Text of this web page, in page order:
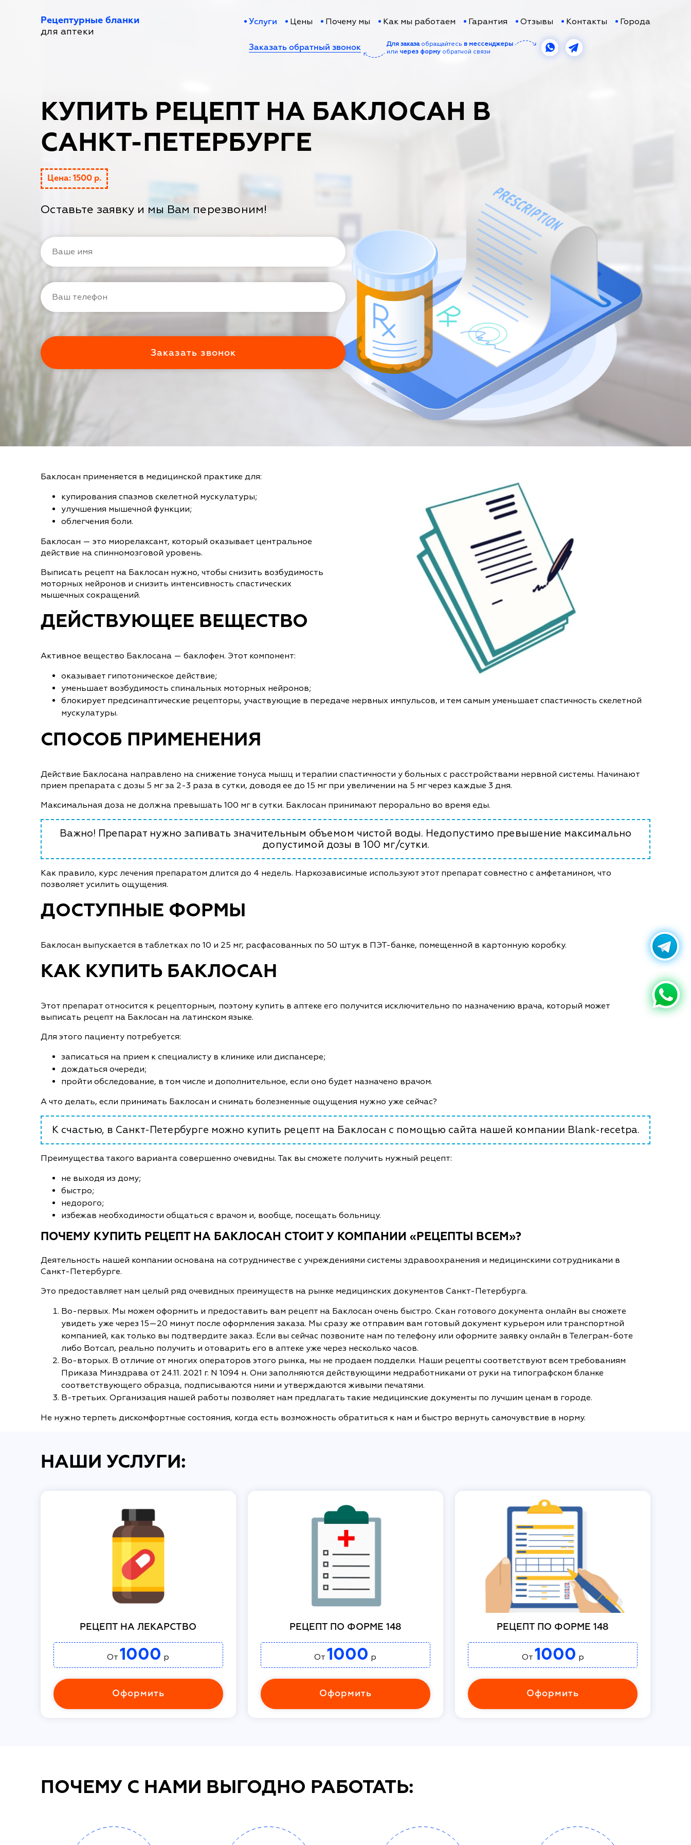
Рецептурные бланки
для аптеки
Услуги Цены Почему мы Как мы работаем Гарантия Отзывы Контакты Города
Заказать обратный звонок Для заказаобращайтесь в мессенджеры
или через форму обратной связи
КУПИТЬ РЕЦЕПТ НА БАКЛОСАН В
САНКТ-ПЕТЕРБУРГЕ
Цена: 1500 р.
Оставьте заявку и мы Вам перезвоним!
Баклосан применяется в медицинской практике для:
купирования спазмов скелетной мускулатуры;
улучшения мышечной функции;
облегчения боли.
Баклосан — это миорелаксант, который оказывает центральное
действие на спинномозговой уровень.
Выписать рецепт на Баклосан нужно, чтобы снизить возбудимость
моторных нейронов и снизить интенсивность спастических
мышечных сокращений.
ДЕЙСТВУЮЩЕЕ ВЕЩЕСТВО
Активное вещество Баклосана — баклофен. Этот компонент:
оказывает гипотоническое действие;
уменьшает возбудимость спинальных моторных нейронов;
блокирует предсинаптические рецепторы, участвующие в передаче нервных импульсов, и тем самым уменьшает спастичность скелетной
мускулатуры.
СПОСОБ ПРИМЕНЕНИЯ
Действие Баклосана направлено на снижение тонуса мышц и терапии спастичности у больных с расстройствами нервной системы. Начинают
прием препарата с дозы 5 мг за 2-3 раза в сутки, доводя ее до 15 мг при увеличении на 5 мг через каждые 3 дня.
Максимальная доза не должна превышать 100 мг в сутки. Баклосан принимают перорально во время еды.
Важно! Препарат нужно запивать значительным объемом чистой воды. Недопустимо превышение максимально
допустимой дозы в 100 мг/сутки.
Как правило, курс лечения препаратом длится до 4 недель. Наркозависимые используют этот препарат совместно с амфетамином, что
позволяет усилить ощущения.
ДОСТУПНЫЕ ФОРМЫ
Баклосан выпускается в таблетках по 10 и 25 мг, расфасованных по 50 штук в ПЭТ-банке, помещенной в картонную коробку.
КАК КУПИТЬ БАКЛОСАН
Этот препарат относится к рецепторным, поэтому купить в аптеке его получится исключительно по назначению врача, который может
выписать рецепт на Баклосан на латинском языке.
Для этого пациенту потребуется:
записаться на прием к специалисту в клинике или диспансере;
дождаться очереди;
пройти обследование, в том числе и дополнительное, если оно будет назначено врачом.
А что делать, если принимать Баклосан и снимать болезненные ощущения нужно уже сейчас?
К счастью, в Санкт-Петербурге можно купить рецепт на Баклосан с помощью сайта нашей компании Blank-recetpa.
Преимущества такого варианта совершенно очевидны. Так вы сможете получить нужный рецепт:
не выходя из дому;
быстро;
недорого;
избежав необходимости общаться с врачом и, вообще, посещать больницу.
ПОЧЕМУ КУПИТЬ РЕЦЕПТ НА БАКЛОСАН СТОИТ У КОМПАНИИ «РЕЦЕПТЫ ВСЕМ»?
Деятельность нашей компании основана на сотрудничестве с учреждениями системы здравоохранения и медицинскими сотрудниками в
Санкт-Петербурге.
Это предоставляет нам целый ряд очевидных преимуществ на рынке медицинских документов Санкт-Петербурга.
Во-первых. Мы можем оформить и предоставить вам рецепт на Баклосан очень быстро. Скан готового документа онлайн вы сможете
увидеть уже через 15—20 минут после оформления заказа. Мы сразу же отправим вам готовый документ курьером или транспортной
компанией, как только вы подтвердите заказ. Если вы сейчас позвоните нам по телефону или оформите заявку онлайн в Телеграм-боте
либо Вотсап, реально получить и отоварить его в аптеке уже через несколько часов.
Во-вторых. В отличие от многих операторов этого рынка, мы не продаем подделки. Наши рецепты соответствуют всем требованиям
Приказа Минздрава от 24.11. 2021 г. N 1094 н. Они заполняются действующими медработниками от руки на типографском бланке
соответствующего образца, подписываются ними и утверждаются живыми печатями.
В-третьих. Организация нашей работы позволяет нам предлагать такие медицинские документы по лучшим ценам в городе.
Не нужно терпеть дискомфортные состояния, когда есть возможность обратиться к нам и быстро вернуть самочувствие в норму.
НАШИ УСЛУГИ:
РЕЦЕПТ НА ЛЕКАРСТВО
От 1000 р
Оформить
РЕЦЕПТ ПО ФОРМЕ 148
От 1000 р
Оформить
РЕЦЕПТ ПО ФОРМЕ 148
От 1000 р
Оформить
ПОЧЕМУ С НАМИ ВЫГОДНО РАБОТАТЬ: